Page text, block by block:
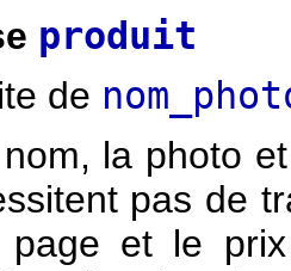
produit
de
la photo
pas de
et le